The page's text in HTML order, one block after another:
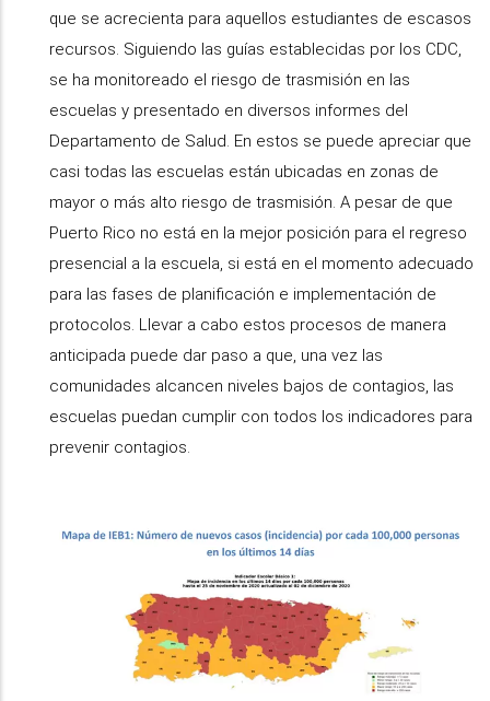
que se acrecienta para aquellos estudiantes de escasos
recursos. Siguiendo las guías establecidas por los CDC,
se ha monitoreado el riesgo de trasmisión en las
escuelas y presentado en diversos informes del
Departamento de Salud. En estos se puede apreciar que
casi todas las escuelas están ubicadas en zonas de
mayor o más alto riesgo de trasmisión. A pesar de que
Puerto Rico no está en la mejor posición para el regreso
presencial a la escuela, si está en el momento adecuado
para las fases de planificación e implementación de
protocolos. Llevar a cabo estos procesos de manera
anticipada puede dar paso a que, una vez las
comunidades alcancen niveles bajos de contagios, las
escuelas puedan cumplir con todos los indicadores para
prevenir contagios.